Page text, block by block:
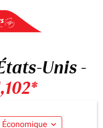
Unis -
expand_more